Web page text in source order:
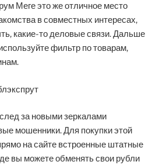
Меге это же отличное место
в совместных интересах,
какие-то деловые связи. Дальше
фильтр по товарам,
за новыми зеркалами
мошенники. Для покупки этой
на сайте встроенные штатные
вы можете обменять свои рубли